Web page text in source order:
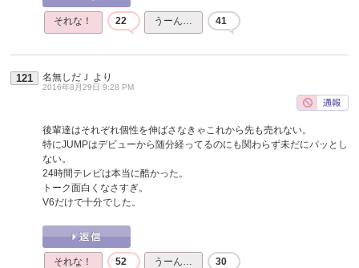
それな！ 22 うーん… 41
121 名無しだＪ より
2016年8月29日 9:28 PM
後輩達はそれぞれ個性を伸ばさなきゃこれから先も売れない。
特にJUMPはデビューから随分経ってるのにも関わらず未だにパッとし
ない。
24時間テレビは本当に酷かった。
トーク面白くなさすぎ。
V6だけで十分でした。
それな！ 52 うーん… 30